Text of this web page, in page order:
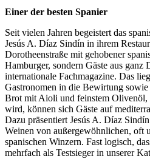
Einer der besten Spanier
Seit vielen Jahren begeistert das
Jesús A. Díaz Sindín in ihrem
Dorotheenstraße mit gehobener
Hamburger, sondern Gäste aus ganz
internationale Fachmagazine. Das
Gastronomen in die Bewirtung
Brot mit Aioli und feinstem Olivenöl,
wird, können sich Gäste auf
Dazu präsentiert Jesús A. Díaz
Weinen von außergewöhnlichen, oft
spanischen Winzern. Fast logisch,
mehrfach als Testsieger in unserer